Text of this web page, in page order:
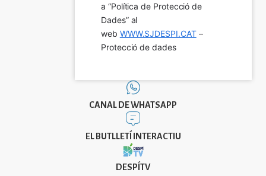
a “Política de Protecció de
Dades” al
web WWW.SJDESPI.CAT –
Protecció de dades
CANAL DE WHATSAPP
EL BUTLLETÍ INTERACTIU
DESPÍTV